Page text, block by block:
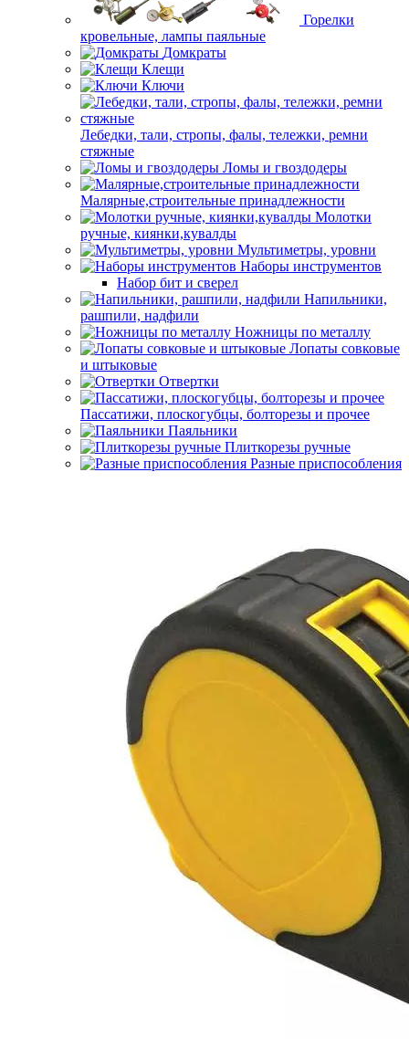
Горелки
кровельные, лампы паяльные
Домкраты
Клещи
Ключи
Лебедки, тали, стропы, фалы, тележки, ремни
стяжные
Ломы и гвоздодеры
Малярные,строительные принадлежности
Молотки
ручные, киянки,кувалды
Мультиметры, уровни
Наборы инструментов
Набор бит и сверел
Напильники,
рашпили, надфили
Ножницы по металлу
Лопаты совковые
и штыковые
Отвертки
Пассатижи, плоскогубцы, болторезы и прочее
Паяльники
Плиткорезы ручные
Разные приспособления